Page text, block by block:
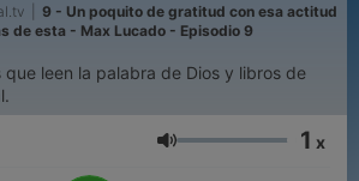
9 - Un poquito de gratitud con esa actitud
de esta - Max Lucado - Episodio 9
leen la palabra de Dios y libros de
Volumen 1 x